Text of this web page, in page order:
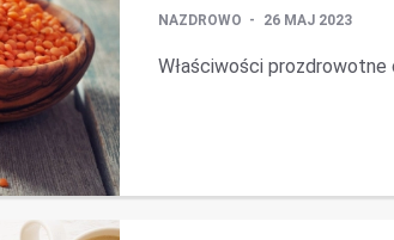
NAZDROWO 26 MAJ 2023
Właściwości